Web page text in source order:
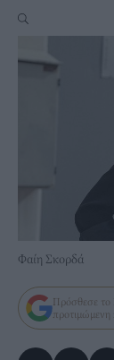
Φαίη Σκορδά
Πρόσθεσε το